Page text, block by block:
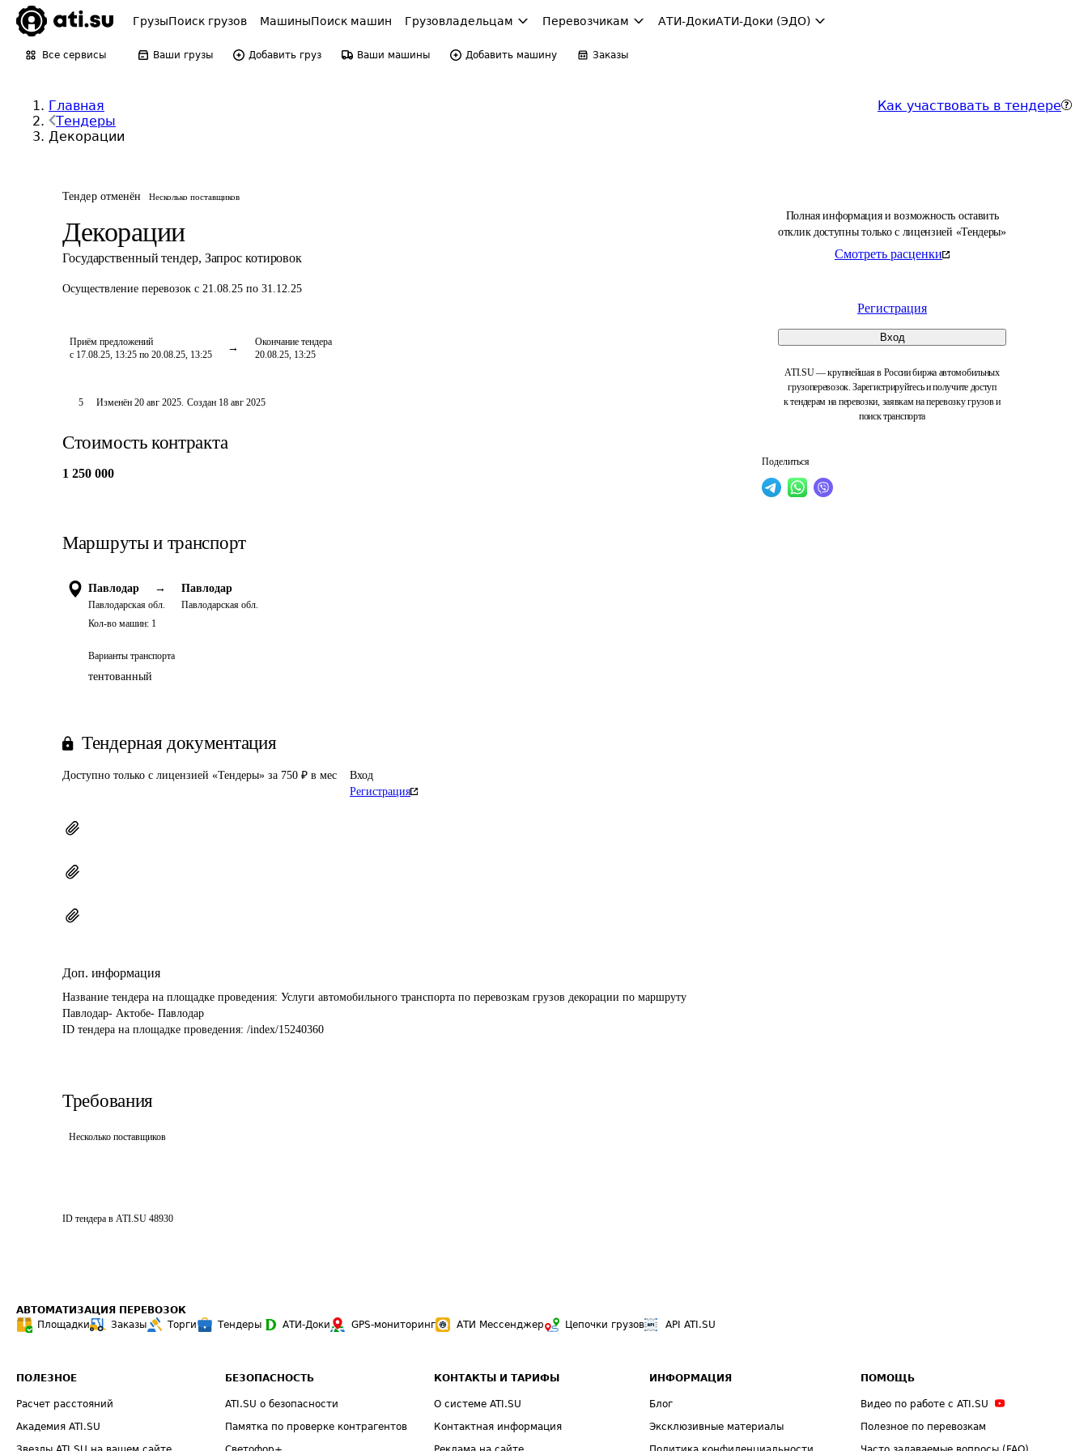
ГрузыПоиск грузов МашиныПоиск машин Грузовладельцам Перевозчикам АТИ-ДокиАТИ-Доки (ЭДО)
Все сервисы Ваши грузы Добавить груз Ваши машины Добавить машину Заказы
Главная
Тендеры
Декорации
Как участвовать в тендере
Тендер отменён Несколько поставщиков
Декорации
Государственный тендер, Запрос котировок
Осуществление перевозок с 21.08.25 по 31.12.25
Приём предложений
с 17.08.25, 13:25 по 20.08.25, 13:25
Окончание тендера
20.08.25, 13:25
Полная информация и возможность оставить
отклик доступны только с лицензией «Тендеры»
Смотреть расценки
Регистрация
Вход
ATI.SU — крупнейшая в России биржа автомобильных
грузоперевозок. Зарегистрируйтесь и получите доступ
к тендерам на перевозки, заявкам на перевозку грузов и
поиск транспорта
Поделиться
5 Изменён 20 авг 2025. Создан 18 авг 2025
Стоимость контракта
1 250 000
Маршруты и транспорт
Павлодар →
Павлодарская обл.
Павлодар
Павлодарская обл.
Кол-во машин: 1
Варианты транспорта
тентованный
Тендерная документация
Доступно только с лицензией «Тендеры» за 750 ₽ в мес
Вход
Регистрация
Доп. информация
Название тендера на площадке проведения: Услуги автомобильного транспорта по перевозкам грузов декорации по маршруту
Павлодар- Актобе- Павлодар
ID тендера на площадке проведения: /index/15240360
Требования
Несколько поставщиков
ID тендера в ATI.SU 48930
АВТОМАТИЗАЦИЯ ПЕРЕВОЗОК
Площадки
Заказы Торги Тендеры АТИ-Доки GPS-мониторинг АТИ Мессенджер Цепочки грузов API ATI.SU
ПОЛЕЗНОЕ
Расчет расстояний
Академия ATI.SU
БЕЗОПАСНОСТЬ
ATI.SU о безопасности
Памятка по проверке контрагентов
КОНТАКТЫ И ТАРИФЫ
О системе ATI.SU
Контактная информация
ИНФОРМАЦИЯ
Блог
Эксклюзивные материалы
ПОМОЩЬ
Видео по работе с ATI.SU
Полезное по перевозкам